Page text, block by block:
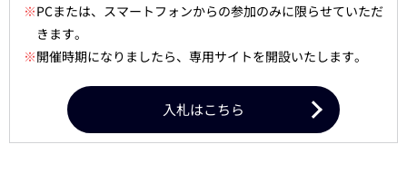
※PCまたは、スマートフォンからの参加のみに限らせていただ
きます。
※開催時期になりましたら、専用サイトを開設いたします。
入札はこちら